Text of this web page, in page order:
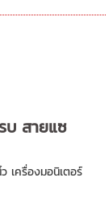
บ สายแซ
เครื่องมอนิเตอร์